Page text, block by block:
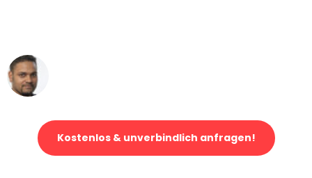
Kostenlos & unverbindlich anfragen!